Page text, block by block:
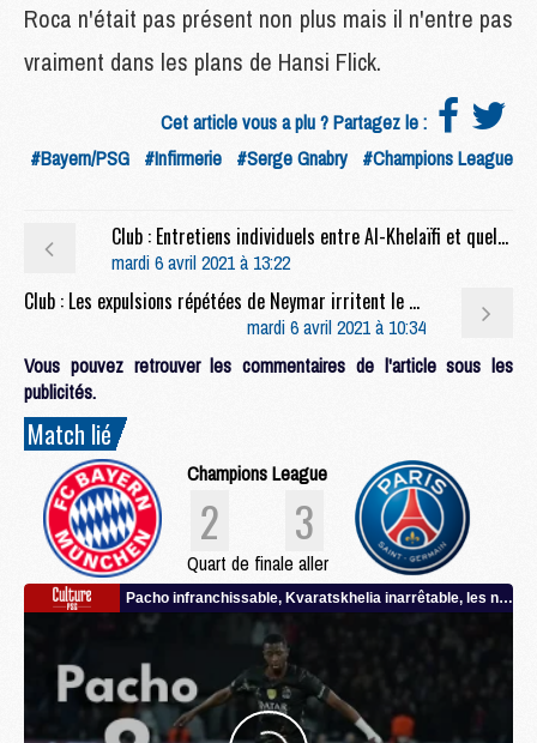
Roca n'était pas présent non plus mais il n'entre pas
vraiment dans les plans de Hansi Flick.
Cet article vous a plu ? Partagez le :
#Bayern/PSG #Infirmerie #Serge Gnabry #Champions League
Club : Entretiens individuels entre Al-Khelaïfi et quelques cadres
mardi 6 avril 2021 à 13:22
Club : Les expulsions répétées de Neymar irritent le vestiaire (L’E)
mardi 6 avril 2021 à 10:34
Vous pouvez retrouver les commentaires de l'article sous les
publicités.
Match lié
Champions League
2 3
Quart de finale aller